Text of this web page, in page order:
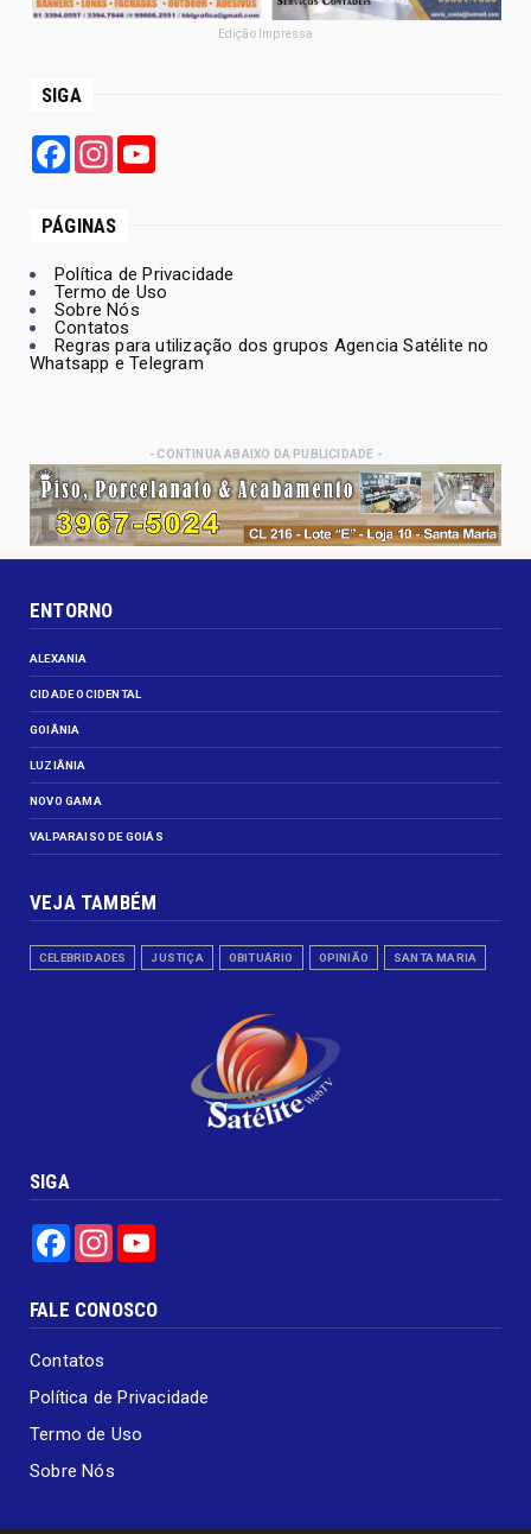
Edição Impressa
SIGA
FacebookInstagram
PÁGINAS
Política de Privacidade
Termo de Uso
Sobre Nós
Contatos
Regras para utilização dos grupos Agencia Satélite no
Whatsapp e Telegram
- CONTINUA ABAIXO DA PUBLICIDADE -
ENTORNO
ALEXANIA
CIDADE OCIDENTAL
GOIÂNIA
LUZIÂNIA
NOVO GAMA
VALPARAISO DE GOIÁS
VEJA TAMBÉM
CELEBRIDADES JUSTIÇA OBITUÁRIO OPINIÃO SANTA MARIA
SIGA
FacebookInstagram
FALE CONOSCO
Contatos
Política de Privacidade
Termo de Uso
Sobre Nós